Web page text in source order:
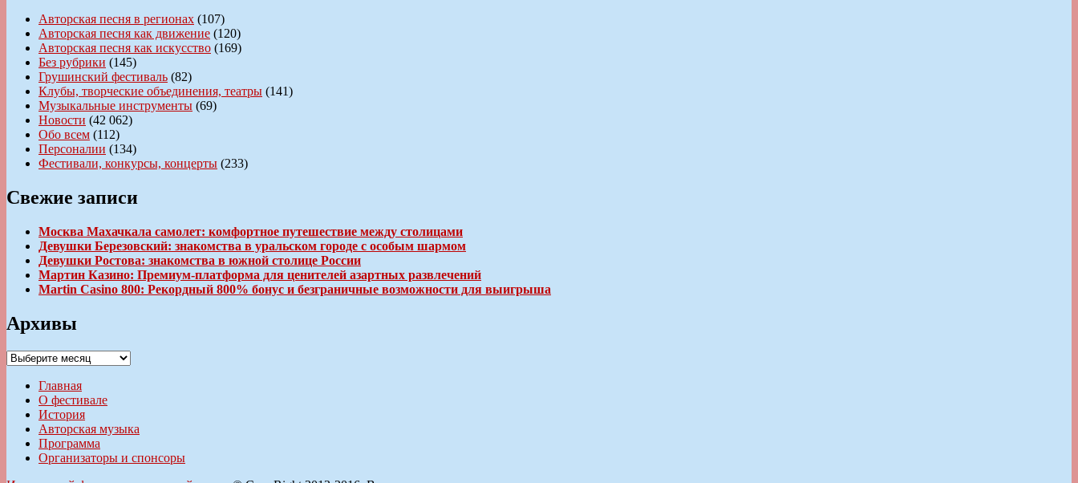
Авторская песня в регионах (107)
Авторская песня как движение (120)
Авторская песня как искусство (169)
Без рубрики (145)
Грушинский фестиваль (82)
Клубы, творческие объединения, театры (141)
Музыкальные инструменты (69)
Новости (42 062)
Обо всем (112)
Персоналии (134)
Фестивали, конкурсы, концерты (233)
Свежие записи
Москва Махачкала самолет: комфортное путешествие между столицами
Девушки Березовский: знакомства в уральском городе с особым шармом
Девушки Ростова: знакомства в южной столице России
Мартин Казино: Премиум-платформа для ценителей азартных развлечений
Martin Casino 800: Рекордный 800% бонус и безграничные возможности для выигрыша
Архивы
Архивы
Главная
О фестивале
История
Авторская музыка
Программа
Организаторы и спонсоры